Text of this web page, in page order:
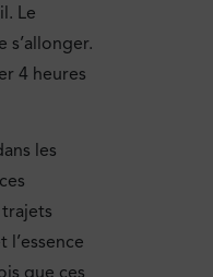
Le
s’allonger.
4 heures
les